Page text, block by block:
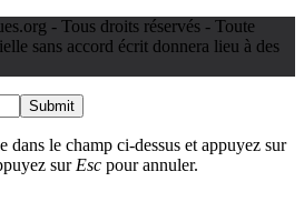
- Tous droits réservés - Toute
sans accord écrit donnera lieu à des
Submit
dans le champ ci-dessus et appuyez sur
sur Esc pour annuler.